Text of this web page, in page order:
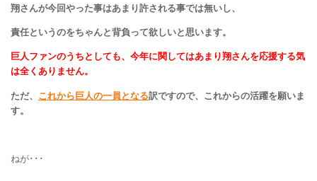
翔さんが今回やった事はあまり許される事では無いし、
責任というのをちゃんと背負って欲しいと思います。
巨人ファンのうちとしても、今年に関してはあまり翔さんを応援する気
は全くありません。
ただ、 これから巨人の一員となる訳ですので、これからの活躍を願いま
す。
ねが･･･